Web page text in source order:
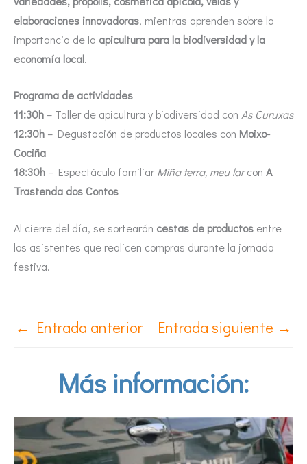
elaboraciones innovadoras, mientras aprenden sobre la
importancia de la apicultura para la biodiversidad y la
economía local.
Programa de actividades
11:30h – Taller de apicultura y biodiversidad con As Curuxas
12:30h – Degustación de productos locales con Moixo-
Cociña
18:30h – Espectáculo familiarMiña terra, meu larcon A
Trastenda dos Contos
Al cierre del día, se sortearán cestas de productos entre
los asistentes que realicen compras durante la jornada
festiva.
← Entrada anterior Entrada siguiente →
Más información: